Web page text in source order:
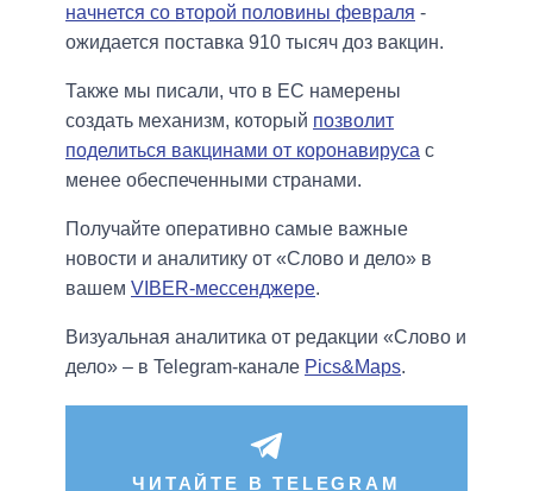
начнется со второй половины февраля -
ожидается поставка 910 тысяч доз вакцин.
Также мы писали, что в ЕС намерены
создать механизм, который позволит
поделиться вакцинами от коронавируса с
менее обеспеченными странами.
Получайте оперативно самые важные
новости и аналитику от «Слово и дело» в
вашем VIBER-мессенджере.
Визуальная аналитика от редакции «Слово и
дело» – в Telegram-канале Pics&Maps.
ЧИТАЙТЕ В TELEGRAM